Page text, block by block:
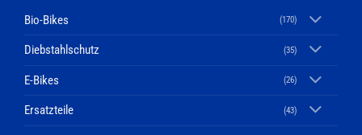
Bio-Bikes (170)
Diebstahlschutz (35)
E-Bikes (26)
Ersatzteile (43)